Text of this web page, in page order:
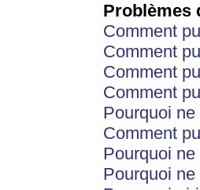
Problèmes
Comment
Comment
Comment
Comment
Pourquoi
Comment
Pourquoi
Pourquoi